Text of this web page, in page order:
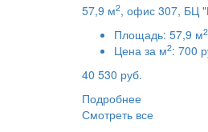
57,9 м2, офис 307, БЦ
Площадь: 57,9 м2
Цена за м2: 700
40 530 руб.
Подробнее
Смотреть все